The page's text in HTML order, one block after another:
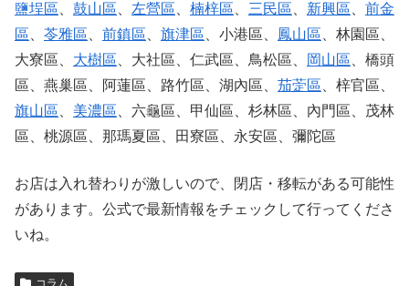
鹽埕區
鼓山區 左營區 楠梓區 三民區 新興區
前金
區
苓雅區 前鎮區 旗津區 、小港區、 鳳山區 、林園區、
大寮區、 大樹區 、大社區、仁武區、鳥松區、 岡山區 、橋頭
區、燕巢區、阿蓮區、路竹區、湖內區、 茄萣區 、梓官區、
旗山區
美濃區 、六龜區、甲仙區、杉林區、內門區、茂林
區、桃源區、那瑪夏區、田寮區、永安區、彌陀區
お店は入れ替わりが激しいので、閉店・移転がある可能性
があります。公式で最新情報をチェックして行ってくださ
いね。
コラム